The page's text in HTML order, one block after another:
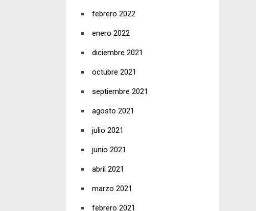
febrero 2022
enero 2022
diciembre 2021
octubre 2021
septiembre 2021
agosto 2021
julio 2021
junio 2021
abril 2021
marzo 2021
febrero 2021